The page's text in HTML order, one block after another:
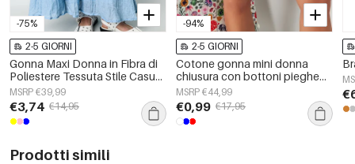
-75%
2-5 GIORNI
Gonna Maxi Donna in Fibra di
Poliestere Tessuta Stile Casual
Colore Puro
MSRP €39,99
€3,74 €14,95
-94%
2-5 GIORNI
Cotone gonna mini donna
chiusura con bottoni pieghe
decorative
MSRP €44,99
€0,99 €17,95
Prodotti simili